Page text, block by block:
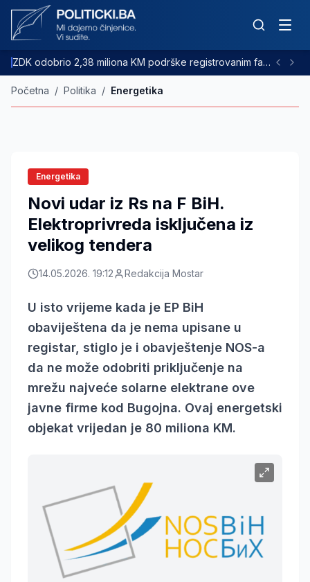
ZDK odobrio 2,38 miliona KM podrške registrovanim farmama goveda
Početna / Politika / Energetika
Energetika
Novi udar iz Rs na F BiH.
Elektroprivreda isključena iz
velikog tendera
14.05.2026. 19:12 Redakcija Mostar
U isto vrijeme kada je EP BiH
obaviještena da je nema upisane u
registar, stiglo je i obavještenje NOS-a
da ne može odobriti priključenje na
mrežu najveće solarne elektrane ove
javne firme kod Bugojna. Ovaj energetski
objekat vrijedan je 80 miliona KM.